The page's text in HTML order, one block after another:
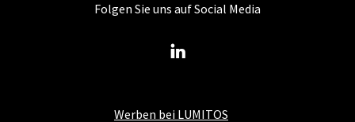
Werben bei LUMITOS
Folgen Sie uns auf Social Media